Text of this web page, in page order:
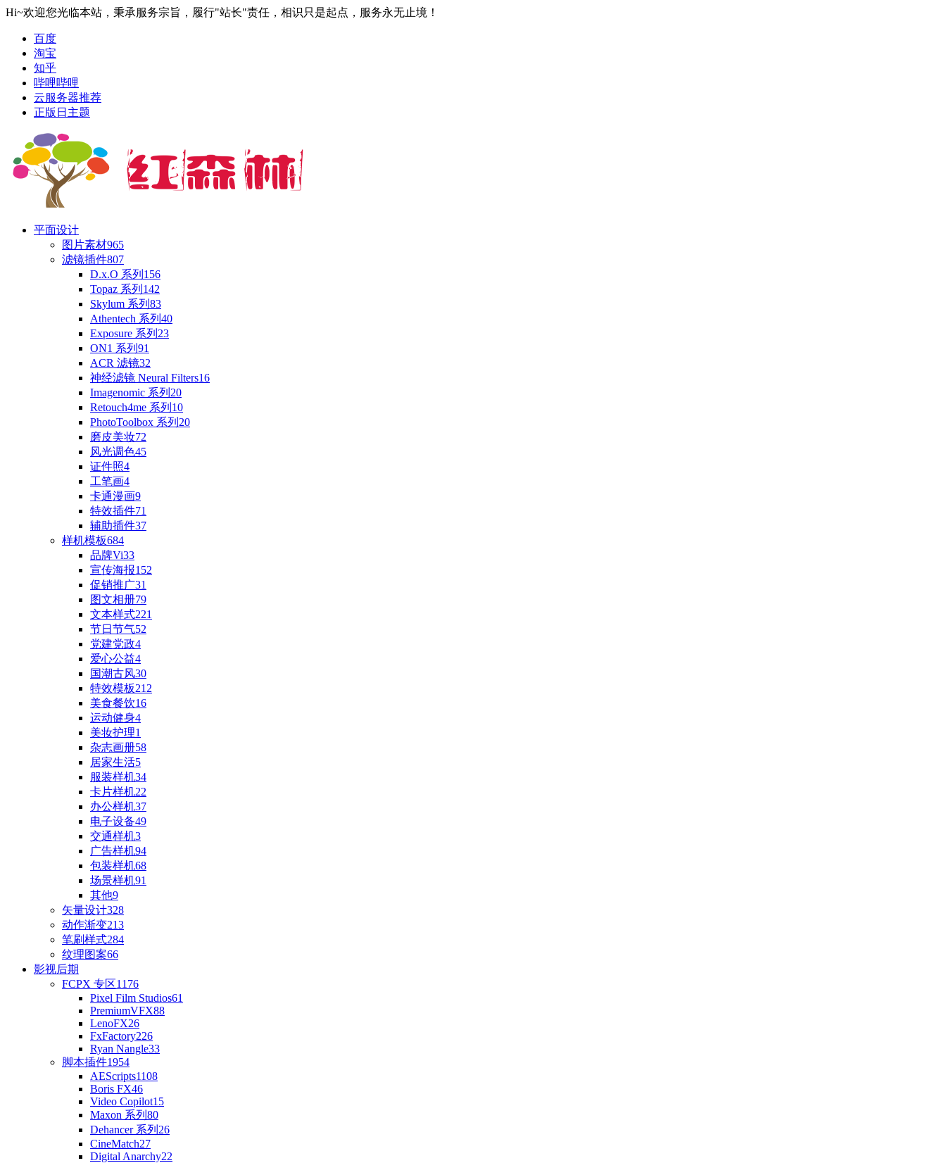
Hi~欢迎您光临本站，秉承服务宗旨，履行"站长"责任，相识只是起点，服务永无止境！
百度
淘宝
知乎
哔哩哔哩
云服务器推荐
正版日主题
平面设计
图片素材965
滤镜插件807
D.x.O 系列 156
Topaz 系列 142
Skylum 系列 83
Athentech 系列 40
Exposure 系列 23
ON1 系列 91
ACR 滤镜32
神经滤镜 Neural Filters16
Imagenomic 系列 20
Retouch4me 系列 10
PhotoToolbox 系列 20
磨皮美妆72
风光调色45
证件照4
工笔画4
卡通漫画9
特效插件71
辅助插件37
样机模板684
品牌Vi33
宣传海报152
促销推广31
图文相册79
文本样式221
节日节气52
党建党政4
爱心公益4
国潮古风30
特效模板212
美食餐饮16
运动健身4
美妆护理1
杂志画册58
居家生活5
服装样机34
卡片样机22
办公样机37
电子设备49
交通样机3
广告样机94
包装样机68
场景样机91
其他9
矢量设计328
动作渐变213
笔刷样式284
纹理图案66
影视后期
FCPX 专区1176
Pixel Film Studios61
PremiumVFX88
LenoFX26
FxFactory226
Ryan Nangle33
脚本插件1954
AEScripts1108
Boris FX46
Video Copilot15
Maxon 系列 80
Dehancer 系列 26
CineMatch27
Digital Anarchy22